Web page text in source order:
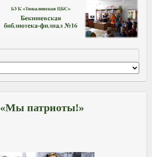
«Мы патриоты!»